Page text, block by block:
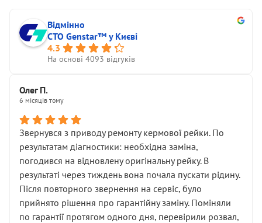
Відмінно
СТО Genstar™ у Києві
4.3
На основі 4093 відгуків
Олег П.
6 місяців тому
Звернувся з приводу ремонту кермової рейки. По
результатам діагностики: необхідна заміна,
погодився на відновлену оригінальну рейку. В
результаті через тиждень вона почала пускати рідину.
Після повторного звернення на сервіс, було
прийнято рішення про гарантійну заміну. Поміняли
по гарантії протягом одного дня, перевірили розвал,